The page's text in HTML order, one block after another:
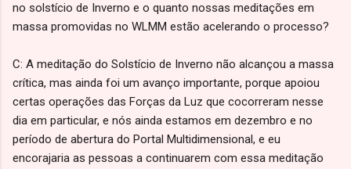
no solstício de Inverno e o quanto nossas meditações em
massa promovidas no WLMM estão acelerando o processo?
C: A meditação do Solstício de Inverno não alcançou a massa
crítica, mas ainda foi um avanço importante, porque apoiou
certas operações das Forças da Luz que cocorreram nesse
dia em particular, e nós ainda estamos em dezembro e no
período de abertura do Portal Multidimensional, e eu
encorajaria as pessoas a continuarem com essa meditação